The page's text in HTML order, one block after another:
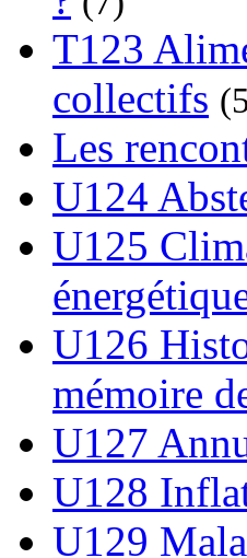
T123
collectifs
Les
U124
U125
U126
mémoire
U127
U128
U129